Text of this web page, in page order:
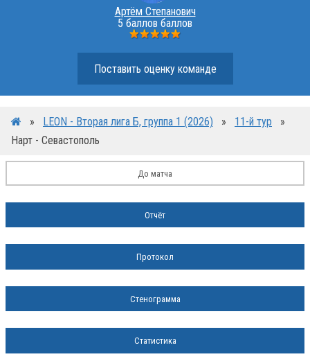
Артём Степанович
5 баллов баллов
Поставить оценку команде
» LEON - Вторая лига Б, группа 1 (2026) » 11-й тур
»
Нарт - Севастополь
До матча
Отчёт
Протокол
Стенограмма
Статистика